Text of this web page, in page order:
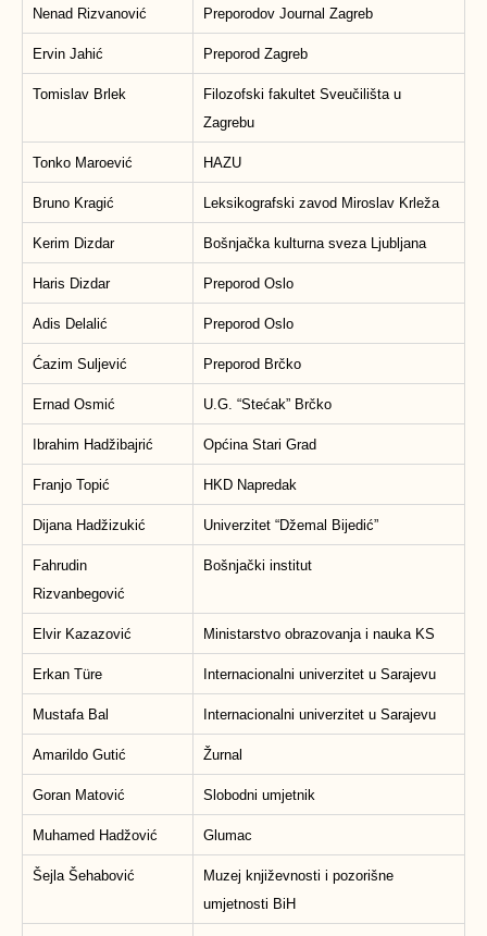
Nenad Rizvanović Preporodov Journal Zagreb
Ervin Jahić Preporod Zagreb
Tomislav Brlek
Filozofski fakultet Sveučilišta u
Zagrebu
Tonko Maroević HAZU
Bruno Kragić Leksikografski zavod Miroslav Krleža
Kerim Dizdar Bošnjačka kulturna sveza Ljubljana
Haris Dizdar Preporod Oslo
Adis Delalić Preporod Oslo
Ćazim Suljević Preporod Brčko
Ernad Osmić U.G. “Stećak” Brčko
Ibrahim Hadžibajrić Općina Stari Grad
Franjo Topić HKD Napredak
Dijana Hadžizukić Univerzitet “Džemal Bijedić”
Fahrudin
Rizvanbegović
Bošnjački institut
Elvir Kazazović Ministarstvo obrazovanja i nauka KS
Erkan Türe Internacionalni univerzitet u Sarajevu
Mustafa Bal Internacionalni univerzitet u Sarajevu
Amarildo Gutić Žurnal
Goran Matović Slobodni umjetnik
Muhamed Hadžović Glumac
Šejla Šehabović
Muzej književnosti i pozorišne
umjetnosti BiH